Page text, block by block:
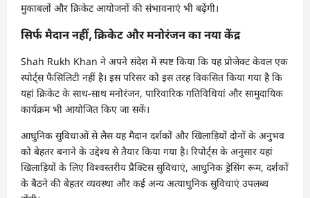
मुकाबलों और क्रिकेट आयोजनों की संभावनाएं भी बढ़ेंगी।
सिर्फ मैदान नहीं, क्रिकेट और मनोरंजन का नया केंद्र
Shah Rukh Khan ने अपने संदेश में स्पष्ट किया कि यह प्रोजेक्ट केवल एक
स्पोर्ट्स फैसिलिटी नहीं है। इस परिसर को इस तरह विकसित किया गया है कि
यहां क्रिकेट के साथ-साथ मनोरंजन, पारिवारिक गतिविधियां और सामुदायिक
कार्यक्रम भी आयोजित किए जा सकें।
आधुनिक सुविधाओं से लैस यह मैदान दर्शकों और खिलाड़ियों दोनों के अनुभव
को बेहतर बनाने के उद्देश्य से तैयार किया गया है। रिपोर्ट्स के अनुसार यहां
खिलाड़ियों के लिए विश्वस्तरीय प्रैक्टिस सुविधाएं, आधुनिक ड्रेसिंग रूम, दर्शकों
के बैठने की बेहतर व्यवस्था और कई अन्य अत्याधुनिक सुविधाएं उपलब्ध